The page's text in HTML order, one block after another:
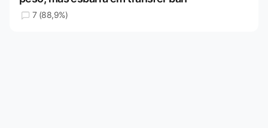
7 (88,9%)